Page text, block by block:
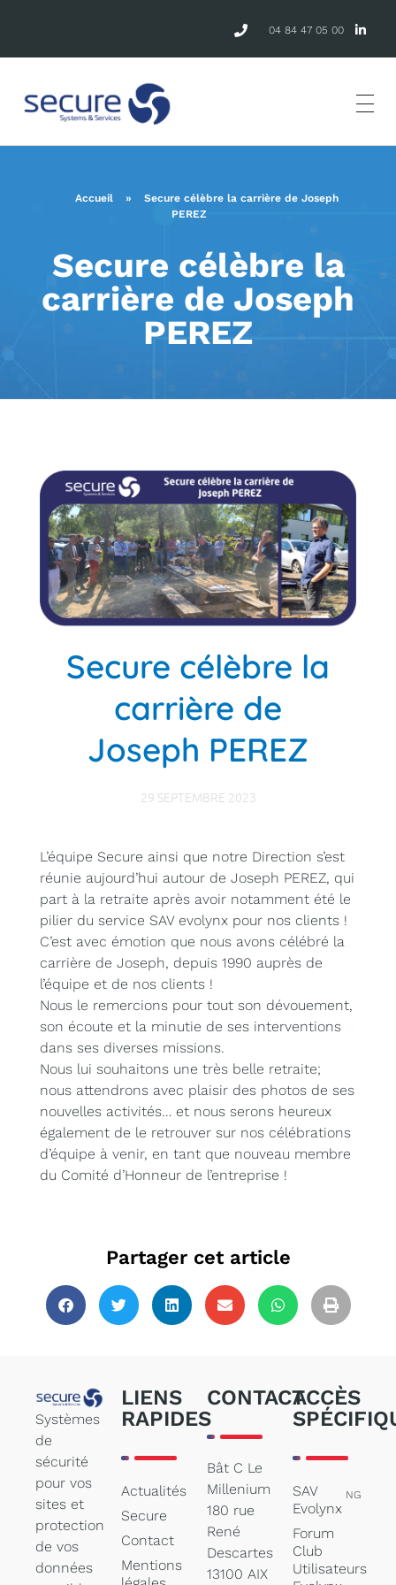
04 84 47 05 00
Accueil »
Secure célèbre la carrière de Joseph
PEREZ
Secure célèbre la
carrière de Joseph
PEREZ
Secure célèbre la
carrière de
Joseph PEREZ
29 SEPTEMBRE 2023
L’équipe Secure ainsi que notre Direction s’est
réunie aujourd’hui autour de Joseph PEREZ, qui
part à la retraite après avoir notamment été le
pilier du service SAV evolynx pour nos clients !
C’est avec émotion que nous avons célébré la
carrière de Joseph, depuis 1990 auprès de
l’équipe et de nos clients !
Nous le remercions pour tout son dévouement,
son écoute et la minutie de ses interventions
dans ses diverses missions.
Nous lui souhaitons une très belle retraite;
nous attendrons avec plaisir des photos de ses
nouvelles activités… et nous serons heureux
également de le retrouver sur nos célébrations
d’équipe à venir, en tant que nouveau membre
du Comité d’Honneur de l’entreprise !
Partager cet article
Systèmes
de
sécurité
pour vos
sites et
protection
de vos
données
LIENS
RAPIDES
Actualités
Secure
Contact
Mentions
CONTACT
Bât C Le
Millenium
180 rue
René
Descartes
13100 AIX
ACCÈS
SAV
Evolynx
NG
Forum
Club
Utilisateurs